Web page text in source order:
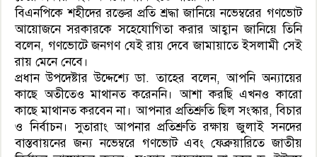
বিএনপিকে শহীদের রক্তের প্রতি শ্রদ্ধা জানিয়ে নভেম্বরের গণভোট
আয়োজনে সরকারকে সহেযোগিতা করার আহ্বান জানিয়ে তিনি
বলেন, গণভোটে জনগণ যেই রায় দেবে জামায়াতে ইসলামী সেই
রায় মেনে নেবে।
প্রধান উপদেষ্টার উদ্দেশ্যে ডা. তাহের বলেন, আপনি অন্যায়ের
কাছে অতীতেও মাথানত করেননি। আশা করছি এখনও কারো
কাছে মাথানত করবেন না। আপনার প্রতিশ্রুতি ছিল সংস্কার, বিচার
ও নির্বাচন। সুতারাং আপনার প্রতিশ্রুতি রক্ষায় জুলাই সনদের
বাস্তবায়নের জন্য নভেম্বরে গণভোট এবং ফেব্রুয়ারিতে জাতীয়